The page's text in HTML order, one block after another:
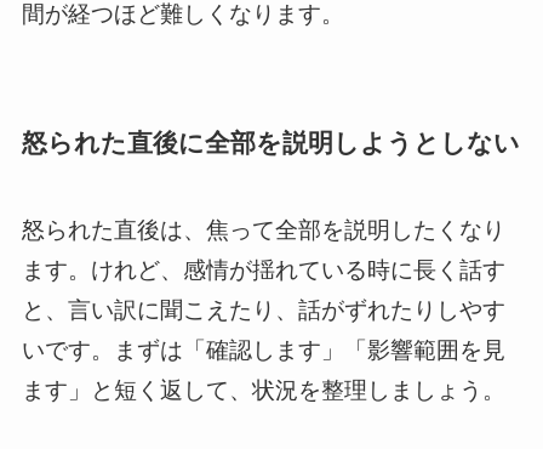
間が経つほど難しくなります。
怒られた直後に全部を説明しようとしない
怒られた直後は、焦って全部を説明したくなり
ます。けれど、感情が揺れている時に長く話す
と、言い訳に聞こえたり、話がずれたりしやす
いです。まずは「確認します」「影響範囲を見
ます」と短く返して、状況を整理しましょう。